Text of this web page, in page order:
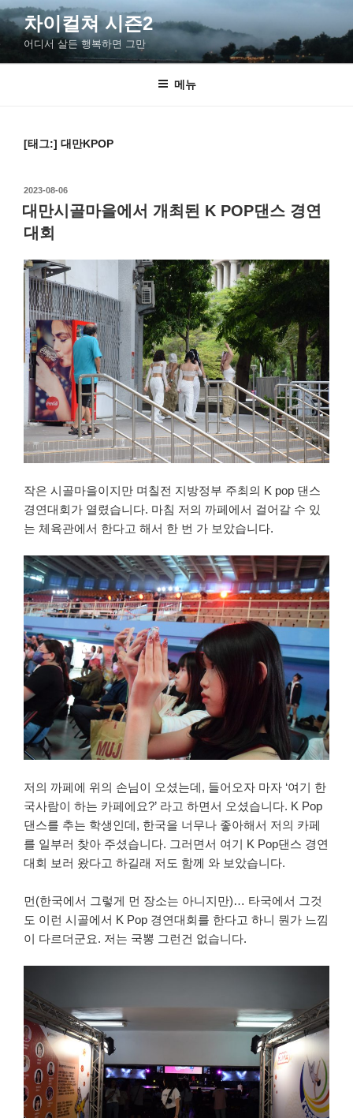
콘
텐
츠
로
차이컬쳐 시즌2
어디서 살든 행복하면 그만
메뉴
[태그:] 대만KPOP
작
성
일
자
2023-08-06
대만시골마을에서 개최된 K POP댄스 경연
대회
작은 시골마을이지만 며칠전 지방정부 주최의 K pop 댄스
경연대회가 열렸습니다. 마침 저의 까페에서 걸어갈 수 있
는 체육관에서 한다고 해서 한 번 가 보았습니다.
저의 까페에 위의 손님이 오셨는데, 들어오자 마자 ‘여기 한
국사람이 하는 카페에요?’ 라고 하면서 오셨습니다. K Pop
댄스를 추는 학생인데, 한국을 너무나 좋아해서 저의 카페
를 일부러 찾아 주셨습니다. 그러면서 여기 K Pop댄스 경연
대회 보러 왔다고 하길래 저도 함께 와 보았습니다.
먼(한국에서 그렇게 먼 장소는 아니지만)… 타국에서 그것
도 이런 시골에서 K Pop 경연대회를 한다고 하니 뭔가 느낌
이 다르더군요. 저는 국뽕 그런건 없습니다.